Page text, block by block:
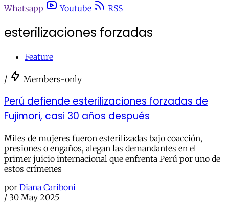
Whatsapp
Youtube RSS
esterilizaciones forzadas
Feature
/ Members-only
Perú defiende esterilizaciones forzadas de
Fujimori, casi 30 años después
Miles de mujeres fueron esterilizadas bajo coacción,
presiones o engaños, alegan las demandantes en el
primer juicio internacional que enfrenta Perú por uno de
estos crímenes
por Diana Cariboni
/ 30 May 2025